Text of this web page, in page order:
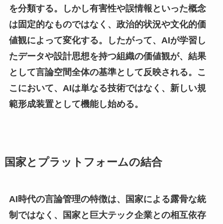
を分類する。しかし有害性や誤情報といった概念
は固定的なものではなく、政治的状況や文化的価
値観によって変化する。したがって、AIが学習し
たデータや設計思想を持つ組織の価値観が、結果
として言論空間全体の基準として反映される。こ
こにおいて、AIは単なる技術ではなく、新しい規
範形成装置として機能し始める。
国家とプラットフォームの結合
AI時代の言論管理の特徴は、国家による露骨な統
制ではなく、国家と巨大テック企業との相互依存